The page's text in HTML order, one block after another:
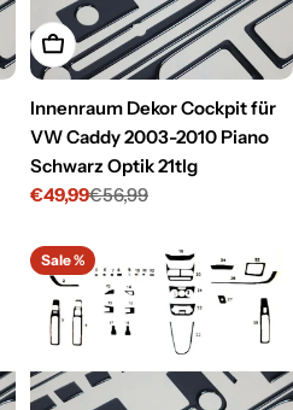
In den Warenkorb legen
Innenraum Dekor Cockpit für
VW Caddy 2003-2010 Piano
Schwarz Optik 21tlg
Verkaufspreis
€49,99
Regulärer€56,99
Sale %